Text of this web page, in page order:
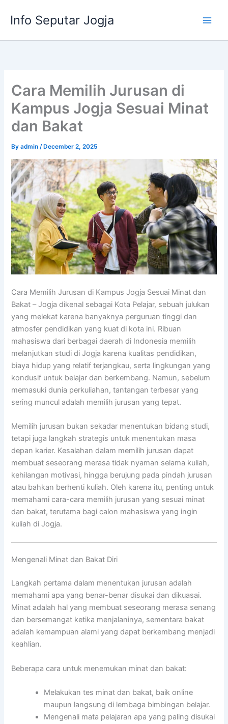
Info Seputar Jogja
Cara Memilih Jurusan di
Kampus Jogja Sesuai Minat
dan Bakat
Byadmin/ December 2, 2025
Cara Memilih Jurusan di Kampus Jogja Sesuai Minat dan
Bakat – Jogja dikenal sebagai Kota Pelajar, sebuah julukan
yang melekat karena banyaknya perguruan tinggi dan
atmosfer pendidikan yang kuat di kota ini. Ribuan
mahasiswa dari berbagai daerah di Indonesia memilih
melanjutkan studi di Jogja karena kualitas pendidikan,
biaya hidup yang relatif terjangkau, serta lingkungan yang
kondusif untuk belajar dan berkembang. Namun, sebelum
memasuki dunia perkuliahan, tantangan terbesar yang
sering muncul adalah memilih jurusan yang tepat.
Memilih jurusan bukan sekadar menentukan bidang studi,
tetapi juga langkah strategis untuk menentukan masa
depan karier. Kesalahan dalam memilih jurusan dapat
membuat seseorang merasa tidak nyaman selama kuliah,
kehilangan motivasi, hingga berujung pada pindah jurusan
atau bahkan berhenti kuliah. Oleh karena itu, penting untuk
memahami cara-cara memilih jurusan yang sesuai minat
dan bakat, terutama bagi calon mahasiswa yang ingin
kuliah di Jogja.
Mengenali Minat dan Bakat Diri
Langkah pertama dalam menentukan jurusan adalah
memahami apa yang benar-benar disukai dan dikuasai.
Minat adalah hal yang membuat seseorang merasa senang
dan bersemangat ketika menjalaninya, sementara bakat
adalah kemampuan alami yang dapat berkembang menjadi
keahlian.
Beberapa cara untuk menemukan minat dan bakat:
Melakukan tes minat dan bakat, baik online
maupun langsung di lembaga bimbingan belajar.
Mengenali mata pelajaran apa yang paling disukai